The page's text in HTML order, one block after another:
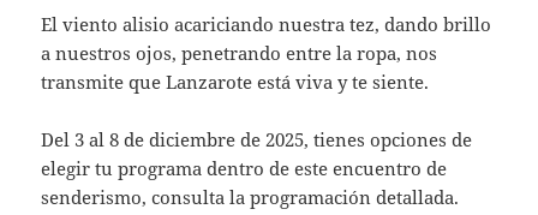
El viento alisio acariciando nuestra tez, dando brillo
a nuestros ojos, penetrando entre la ropa, nos
transmite que Lanzarote está viva y te siente.
Del 3 al 8 de diciembre de 2025, tienes opciones de
elegir tu programa dentro de este encuentro de
senderismo, consulta la programación detallada.